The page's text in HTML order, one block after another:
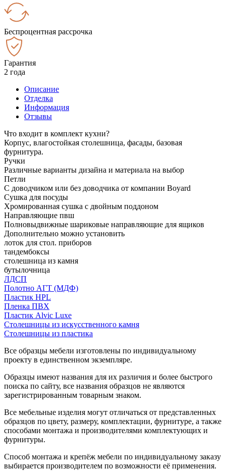
Беспроцентная рассрочка
Гарантия
2 года
Описание
Отделка
Информация
Отзывы
Что входит в комплект кухни?
Корпус, влагостойкая столешница, фасады, базовая
фурнитура.
Ручки
Различные варианты дизайна и материала на выбор
Петли
С доводчиком или без доводчика от компании Boyard
Сушка для посуды
Хромированная сушка с двойным поддоном
Направляющие пвш
Полновыдвижные шариковые направляющие для ящиков
Дополнительно можно установить
лоток для стол. приборов
тандембоксы
столешница из камня
бутылочница
ЛДСП
Полотно АГТ (МДФ)
Пластик HPL
Пленка ПВХ
Пластик Alvic Luxe
Столешницы из искусственного камня
Столешницы из пластика
Все образцы мебели изготовлены по индивидуальному
проекту в единственном экземпляре.
Образцы имеют названия для их различия и более быстрого
поиска по сайту, все названия образцов не являются
зарегистрированным товарным знаком.
Все мебельные изделия могут отличаться от представленных
образцов по цвету, размеру, комплектации, фурнитуре, а также
способами монтажа и производителями комплектующих и
фурнитуры.
Способ монтажа и крепёж мебели по индивидуальному заказу
выбирается производителем по возможности её применения.